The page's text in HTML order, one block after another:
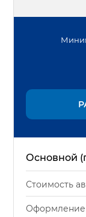
Основной
Стоимость
Оформление